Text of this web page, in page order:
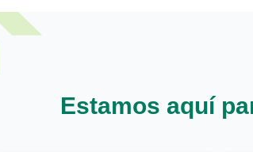
Estamos aquí